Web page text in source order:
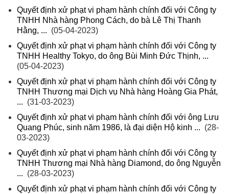
Quyết định xử phạt vi phạm hành chính đối với Công ty
TNHH Nhà hàng Phong Cách, do bà Lê Thị Thanh
Hằng, ... (05-04-2023)
Quyết định xử phạt vi phạm hành chính đối với Công ty
TNHH Healthy Tokyo, do ông Bùi Minh Đức Thịnh, ...
(05-04-2023)
Quyết định xử phạt vi phạm hành chính đối với Công ty
TNHH Thương mại Dịch vụ Nhà hàng Hoàng Gia Phát,
... (31-03-2023)
Quyết định xử phạt vi phạm hành chính đối với ông Lưu
Quang Phúc, sinh năm 1986, là đại diện Hộ kinh ... (28-
03-2023)
Quyết định xử phạt vi phạm hành chính đối với Công ty
TNHH Thương mại Nhà hàng Diamond, do ông Nguyễn
... (28-03-2023)
Quyết định xử phạt vi phạm hành chính đối với Công ty